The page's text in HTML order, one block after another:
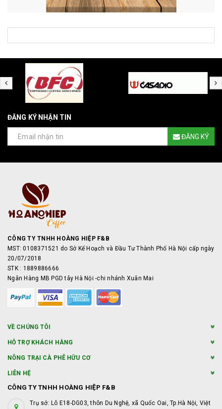
ĐĂNG KÝ NHẬN TIN
ĐĂNG KÝ
CÔNG TY TNHH HOÀNG HIỆP F&B
MST: 0108371521 do Sở Kế Hoạch và Đầu Tư Thành Phố Hà Nội cấp ngày
20/07/2018
STK : 1889886666
Ngân Hàng MB PGD tây Hà Nội -chi nhánh Xuân Mai
VỀ CHÚNG TÔI
HỖ TRỢ KHÁCH HÀNG
NÔNG TRẠI CÀ PHÊ HỮU CƠ
LIÊN HỆ
CÔNG TY TNHH HOÀNG HIỆP F&B
Trụ sở: Lô E18-DG03, thôn Du Nghệ, xã Quốc Oai, Tp.Hà Nội, Việt